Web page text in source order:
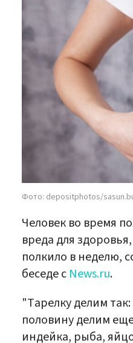
Фото: depositphotos/
Человек во время
вреда для
полкило в неделю,
беседе с News.ru.
"Тарелку делим
половину делим
индейка, рыба,